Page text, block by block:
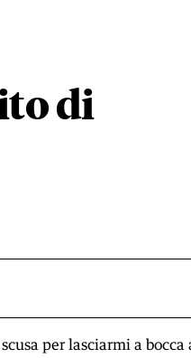
di
per lasciarmi a